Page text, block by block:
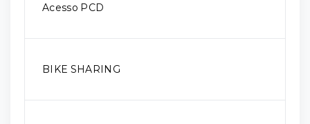
Acesso PCD
BIKE SHARING